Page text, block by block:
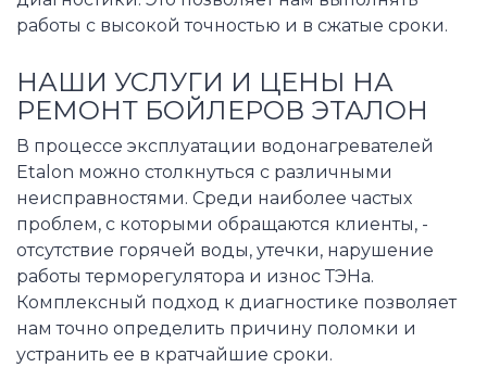
работы с высокой точностью и в сжатые сроки.
НАШИ УСЛУГИ И ЦЕНЫ НА
РЕМОНТ БОЙЛЕРОВ ЭТАЛОН
В процессе эксплуатации водонагревателей
Etalon можно столкнуться с различными
неисправностями. Среди наиболее частых
проблем, с которыми обращаются клиенты, -
отсутствие горячей воды, утечки, нарушение
работы терморегулятора и износ ТЭНа.
Комплексный подход к диагностике позволяет
нам точно определить причину поломки и
устранить ее в кратчайшие сроки.